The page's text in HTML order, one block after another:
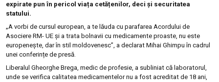
expirate pun în pericol viața cetățenilor, deci și securitatea
statului.
„A vorbi de cursul european, a te lăuda cu parafarea Acordului de
Asociere RM- UE și a trata bolnavii cu medicamente proaste, nu este
europenește, dar în stil moldovenesc”, a declarat Mihai Ghimpu în cadrul
unei conferințe de presă.
Liberalul Gheorghe Brega, medic de profesie, a subliniat că laboratorul,
unde se verifica calitatea medicamentelor nu a fost acreditat de 18 ani,